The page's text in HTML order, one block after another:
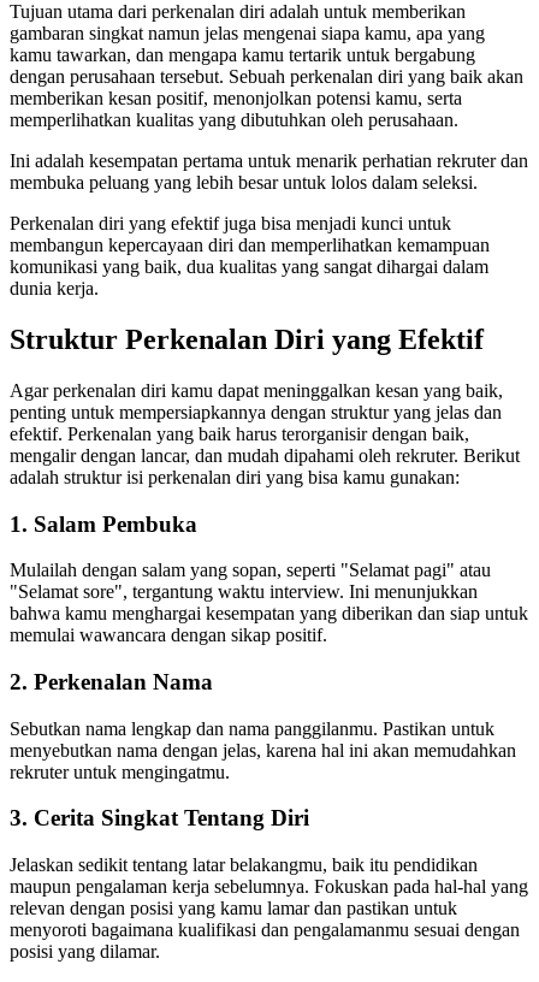
Tujuan utama dari perkenalan diri adalah untuk memberikan
gambaran singkat namun jelas mengenai siapa kamu, apa yang
kamu tawarkan, dan mengapa kamu tertarik untuk bergabung
dengan perusahaan tersebut. Sebuah perkenalan diri yang baik akan
memberikan kesan positif, menonjolkan potensi kamu, serta
memperlihatkan kualitas yang dibutuhkan oleh perusahaan.
Ini adalah kesempatan pertama untuk menarik perhatian rekruter dan
membuka peluang yang lebih besar untuk lolos dalam seleksi.
Perkenalan diri yang efektif juga bisa menjadi kunci untuk
membangun kepercayaan diri dan memperlihatkan kemampuan
komunikasi yang baik, dua kualitas yang sangat dihargai dalam
dunia kerja.
Struktur Perkenalan Diri yang Efektif
Agar perkenalan diri kamu dapat meninggalkan kesan yang baik,
penting untuk mempersiapkannya dengan struktur yang jelas dan
efektif. Perkenalan yang baik harus terorganisir dengan baik,
mengalir dengan lancar, dan mudah dipahami oleh rekruter. Berikut
adalah struktur isi perkenalan diri yang bisa kamu gunakan:
1. Salam Pembuka
Mulailah dengan salam yang sopan, seperti "Selamat pagi" atau
"Selamat sore", tergantung waktu interview. Ini menunjukkan
bahwa kamu menghargai kesempatan yang diberikan dan siap untuk
memulai wawancara dengan sikap positif.
2. Perkenalan Nama
Sebutkan nama lengkap dan nama panggilanmu. Pastikan untuk
menyebutkan nama dengan jelas, karena hal ini akan memudahkan
rekruter untuk mengingatmu.
3. Cerita Singkat Tentang Diri
Jelaskan sedikit tentang latar belakangmu, baik itu pendidikan
maupun pengalaman kerja sebelumnya. Fokuskan pada hal-hal yang
relevan dengan posisi yang kamu lamar dan pastikan untuk
menyoroti bagaimana kualifikasi dan pengalamanmu sesuai dengan
posisi yang dilamar.